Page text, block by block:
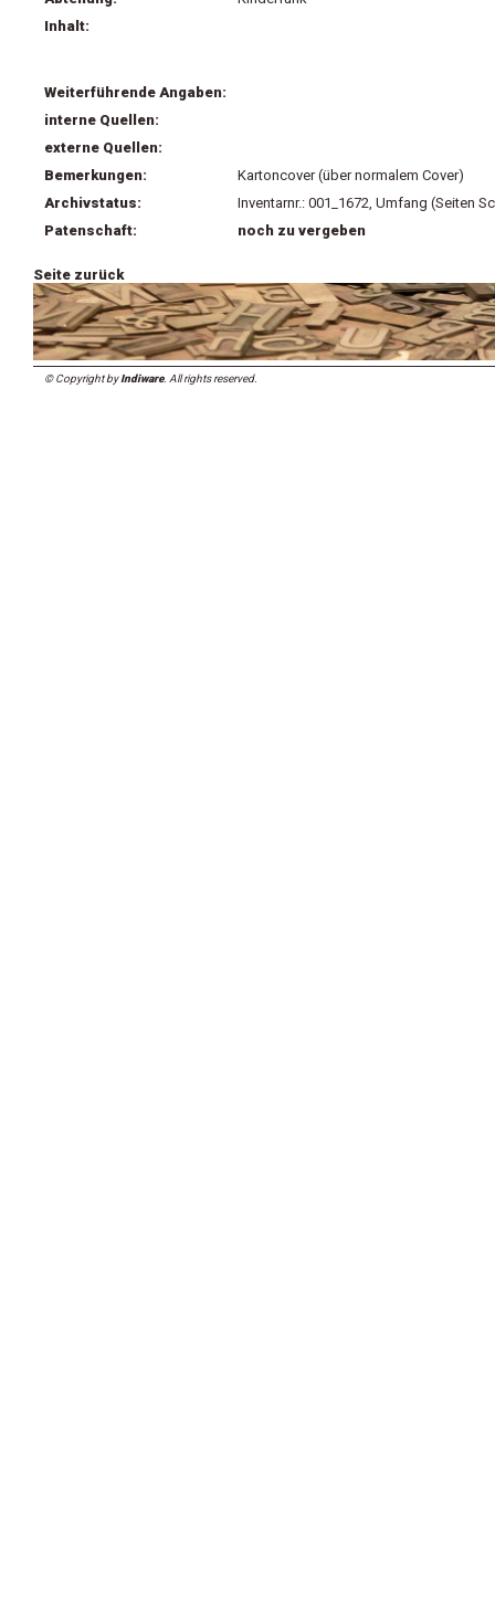
Inhalt:
Weiterführende Angaben:
interne Quellen:
externe Quellen:
Bemerkungen:
Kartoncover (über normalem Cover)
Archivstatus:
Inventarnr.: 001_1672, Umfang (Seiten
Patenschaft:
noch zu vergeben
Seite zurück
© Copyright byIndiware. All rights reserved.